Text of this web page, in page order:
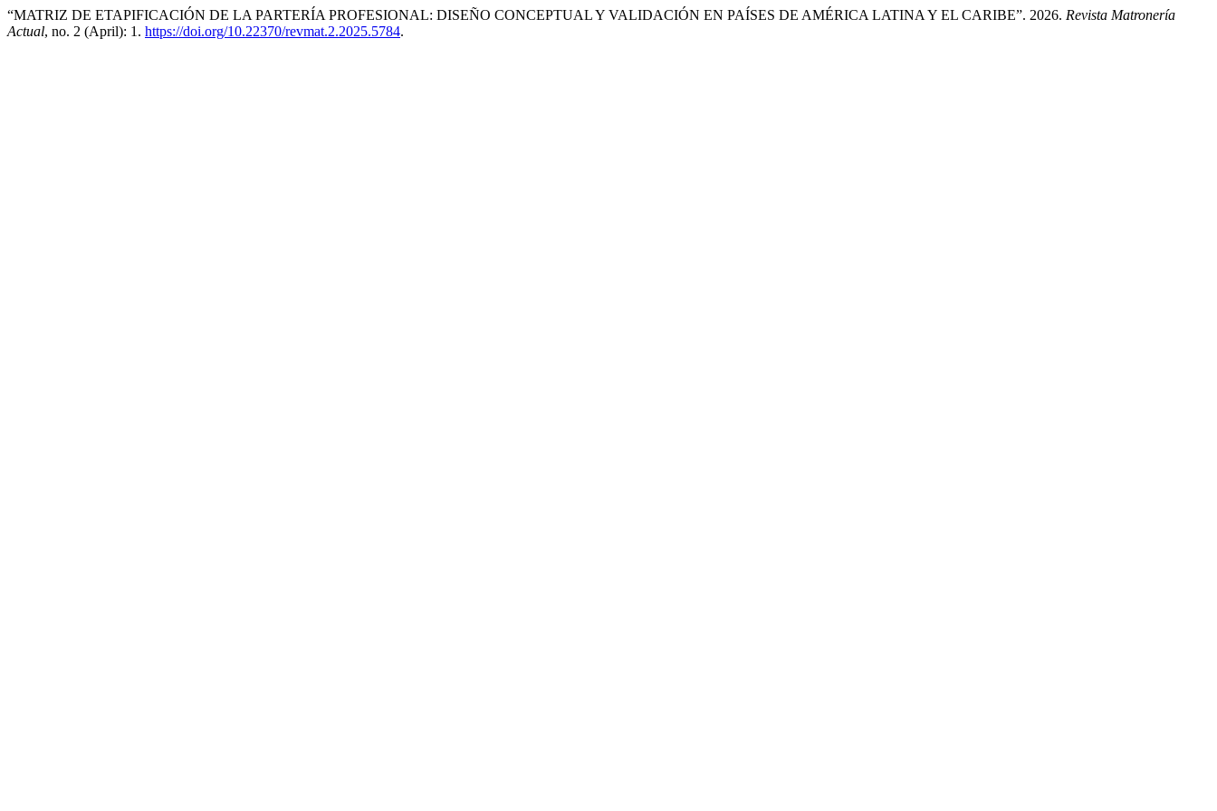
“MATRIZ DE ETAPIFICACIÓN DE LA PARTERÍA PROFESIONAL: DISEÑO CONCEPTUAL Y VALIDACIÓN EN PAÍSES DE AMÉRICA LATINA Y EL CARIBE”. 2026. Revista Matronería
Actual, no. 2 (April): 1. https://doi.org/10.22370/revmat.2.2025.5784.